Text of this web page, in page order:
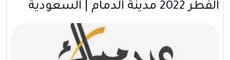
الفطر 2022 مدينة الدمام | السعودية